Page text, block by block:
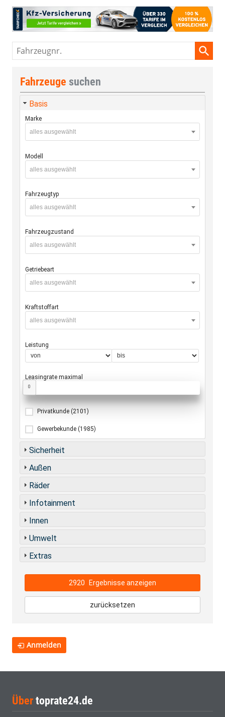
Fahrzeugnr.
Fahrzeuge suchen
Basis
Marke
alles ausgewählt
Modell
alles ausgewählt
Fahrzeugtyp
alles ausgewählt
Fahrzeugzustand
alles ausgewählt
Getriebeart
alles ausgewählt
Kraftstoffart
alles ausgewählt
Leistung
Leasingrate maximal
0
Privatkunde (2101)
Gewerbekunde (1985)
Sicherheit
Außen
Räder
Infotainment
Innen
Umwelt
Extras
2920 Ergebnisse anzeigen
zurücksetzen
Anmelden
Über toprate24.de